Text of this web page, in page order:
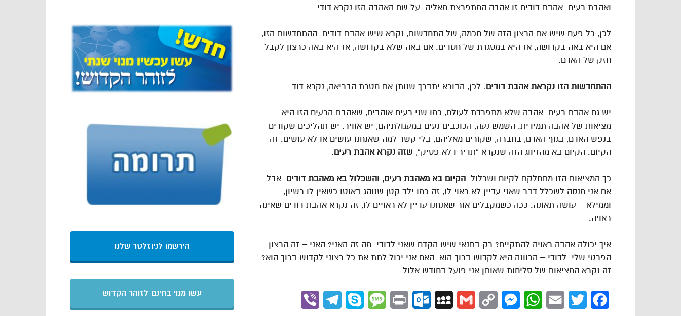
ואהבת רעים. אהבת דודים זו אהבה המתפרצת מאליה. על שם האהבה הזו נקרא דודי.
לכן, כל פעם שיש את הרצון הזה של חכמה, של התחדשות, נקרא שיש אהבת דודים. ההתחדשות הזו,
אם היא באה בקדושה, אז היא במסגרת של חסדים. אם באה שלא בקדושה, אז היא באה כרצון לקבל
חזק של האדם.
ההתחדשות הזו נקראת אהבת דודים. לכן, הבורא יתברך שנותן את מטרת הבריאה, נקרא דוד.
יש גם אהבת רעים. אהבה שלא מתפרדת לעולם, כמו שני רעים אוהבים, שאהבת הרעים הזו היא
מציאות של אהבה תמידית. השמש נעה, הכוכבים נעים במעגולתיהם, יש אוויר. יש תהליכים שקורים
בנפש האדם, בגוף האדם, בחברה, שקורים מאליהם, בלי קשר למה שאנחנו עושים או לא עושים. זה
הקיום. הקיום בא מהזיווג הזה שנקרא “תדיר דלא פסיק”, שזה נקרא אהבת רעים.
כך המציאות הזו מתחלקת לקיום ושכלול. הקיום בא מאהבת רעים, והשכלול בא מאהבת דודים. אבל
אם אני מנסה לשכלל דבר שאני עדיין לא ראוי לו, זה כמו ילד קטן שנוהג באוטו כשאין לו רשיון,
וממילא – עושה תאונה. ככה כשמקבלים אור שאנחנו עדיין לא ראויים לו, זה נקרא אהבת דודים שאינה
ראויה.
איך יכולה אהבה ראויה להתקיים? רק בתנאי שיש הקדם שאני לדודי. מה זה האני? האני – זה הרצון
הפרטי שלי. לדודי – הכוונה היא לקדוש ברוך הוא. האם אני יכול לתת את כל רצוני לקדוש ברוך הוא?
זה נקרא המציאות של סליחות שאותן אני פועל בחודש אלול.
Facebook
Twitter
Email
WhatsApp
Messenger
Copy
Gmail
MySpace
Outlook.com
Print
Message
Skype
Telegram
הירשמו לניוזלטר שלנו
עשו מנוי בחינם לזוהר הקדוש